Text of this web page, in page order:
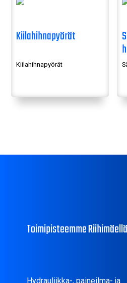
Kiilahihnapyörät
Kiilahihnapyörät
Toimipisteemme Riihimäellä
Hydrauliikka-, paineilma- ja